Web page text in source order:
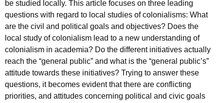
be studied locally. This article focuses on three leading
questions with regard to local studies of colonialisms: What
are the civil and political goals and objectives? Does the
local study of colonialism lead to a new understanding of
colonialism in academia? Do the different initiatives actually
reach the “general public” and what is the “general public’s”
attitude towards these initiatives? Trying to answer these
questions, it becomes evident that there are conflicting
priorities, and attitudes concerning political and civic goals